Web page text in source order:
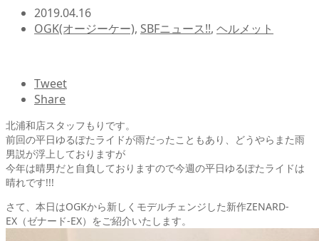
2019.04.16
OGK(オージーケー), SBFニュース!!, ヘルメット
Tweet
Share
北浦和店スタッフもりです。
前回の平日ゆるぽたライドが雨だったこともあり、どうやらまた雨
男説が浮上しておりますが
今年は晴男だと自負しておりますので今週の平日ゆるぽたライドは
晴れです!!!
さて、本日はOGKから新しくモデルチェンジした新作ZENARD-
EX（ゼナード-EX）をご紹介いたします。